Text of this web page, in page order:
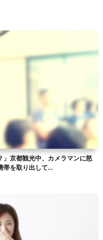
」京都観光中、カメラマンに怒
帯を取り出して…